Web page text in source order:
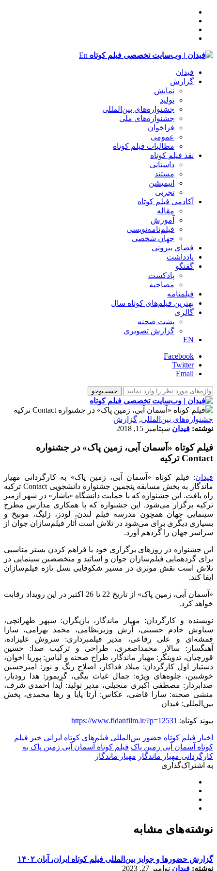
En
فیدان
گزارش
نمایش
تولید
‌‌جشنواره‌های بین‌المللی
جشنواره‌های ملی
فراخوان
عمومی
مطالبات فیلم کوتاه
نقد فیلم کوتاه
داستانی
مستند
انیمیشن
تجربی
آکادمی فیلم کوتاه
مقاله
آموزش
فیلم‌نامه‌نویسی
جهان شخصی
فضای بیرونی
یادداشت
گفتگو
پادکست
مصاحبه
فیلمنامه
بهترین فیلم‌های کوتاه سال
گالری
پشت صحنه
گزارش تصویری
EN
Facebook
Twitter
Email
‌‌جشنواره‌های بین‌المللی, گزارش
نوشته: فیدان سپتامبر 15, 2018
فیلم کوتاه «آسمان آبی، زمین پاک» در جشنواره
Contact ترکیه
فیدان: فیلم کوتاه «آسمان آبی، زمین پاک» به کارگردانی مهیار
ماندگار به بخش مسابقه پنجمین جشنواره دانشجوییContact ترکیه
راه یافت. این جشنواره که با حمایت دانشگاه «یاشار» در شهر ازمیر
ترکیه برگزار می‌شود. این جشنواره که با همکاری مدارس مطرح
سینمایی جهان همچون مدرسه فیلم لندن، لودز، زلیگ، مونیخ و
بسیاری دیگری برای می‌شود در تلاش است آثار فیلم‌سازان جوان از
سراسر جهان را گردهم آورد.
این جشنواره در روزهای برگزاری خود با فراهم کردن بستر مناسبی
برای گردهمایی فیلم‌سازان جوان و اساتید و متخصصین سینمایی در
تلاش است نقش موثری در مسیر شکوفایی نسل تازه فیلم‌سازان
ایفا کند.
«آسمان آبی، زمین پاک» از تاریخ 22 تا 26 اکتبر در این رویداد رقابت
خواهد کرد.
نويسنده و كارگردان: مهيار ماندگار، بازيگران: سپهر طهرانچى،
سياوش خادم حسينى، آرش وزيرنظامى، محمد بهرامى، سارا
قمشه‌اى و على رفاعى، مدير فيلمبردارى: سروش عليزاده،
آهنگساز: سالار محمداصغرى، طراحى و تركيب صدا: حسين
قورچيان، تدوينگر: مهيار ماندگار، طراح صحنه و لباس: پوريا اخوان،
دستيار اول كارگردان: ميلاد فداكار، اصلاح رنگ و نور: اميرحسين
خوشبين، جلوه‌هاى ويژه: جمال غياث بيگى، گريمور: هدا رودبار،
صدابردار: مصطفى اكبرى منجيلى، مدير توليد: آيدا احمدى شرف،
منشى صحنه: سارا قاضى، عكاس: آرتا پايا و رها محمدى، پخش
بین‌المللی: فیدان
پیوند کوتاه: https://www.fidanfilm.ir/?p=12531
اخبار فیلم کوتاه حضور بین‌المللی فیلم‌های کوتاه ایرانی خبر فیلم
کوتاه آسمان آبی زمین پاک فیلم کوتاه آسمان آبی زمین پاک به
کارگردانی مهیار ماندگار مهیار ماندگار
به اشتراک‌گذاری
نوشته‌های مشابه
گزارش حضورها و جوایز بین‌المللی فیلم کوتاه ایران، آبان ۱۴۰۲
نوشته: فیدان نوامبر 27, 2023